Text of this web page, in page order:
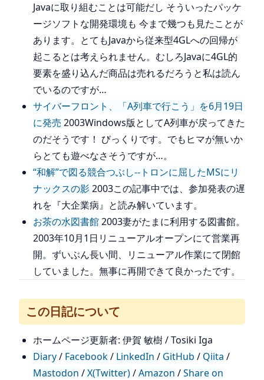
Javaに取り組むことは可能だし そういったパッケ
ージソフトな開発環境も 今まで幾つも見たことが
あります。とてもJavaから従来型4GLへの回帰が
起こるとは考えられません。むしろJavaに4GL的
要素を盛り込んだ商品は売れるだろうと私は読ん
でいるのですが…
サイバーフロント、「A列車で行こう」を6月19日
に発売 2003Windows版としてA列車が戻ってきた
のだそうです！ びっくりです。でもヒマが無いか
らとても遊べなさそうですが…。
“和解”で図る競合つぶし--トロンに屈したMSにリ
ナックスの影2003この記事中では、参加発表の遅
れを『大企業病』と読み解いています。
お茶の水図書館2003妻がたまに利用する図書館。
2003年10月1日リニューアルオープンにて営業再
開。ずいぶん長い間、リニューアル作業にて閉館
していました。無事に再開できて良かったです。
この日記について
ホームページ更新者: 伊賀 敏樹 / Tosiki Iga
Diary/ Facebook/ LinkedIn / GitHub / Qiita /
Mastodon /X(Twitter)/Amazon /Share on